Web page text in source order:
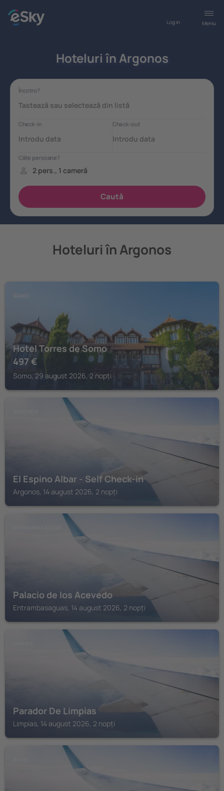
Meniu
Log in
Hoteluri în Argonos
Hoteluri în Argonos
SOMO
Hotel Torres de Somo
497 €
Somo, 29 august 2026, 2 nopți
El Espino Albar - Self Check-in
Argonos, 14 august 2026, 2 nopți
Palacio de los Acevedo
Entrambasaguas, 14 august 2026, 2 nopți
Parador De Limpias
Limpias, 14 august 2026, 2 nopți